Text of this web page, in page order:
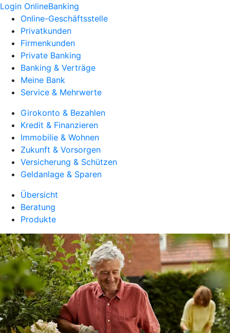
Login OnlineBanking
Online-Geschäftsstelle
Privatkunden
Firmenkunden
Private Banking
Banking & Verträge
Meine Bank
Service & Mehrwerte
Girokonto & Bezahlen
Kredit & Finanzieren
Immobilie & Wohnen
Zukunft & Vorsorgen
Versicherung & Schützen
Geldanlage & Sparen
Übersicht
Beratung
Produkte